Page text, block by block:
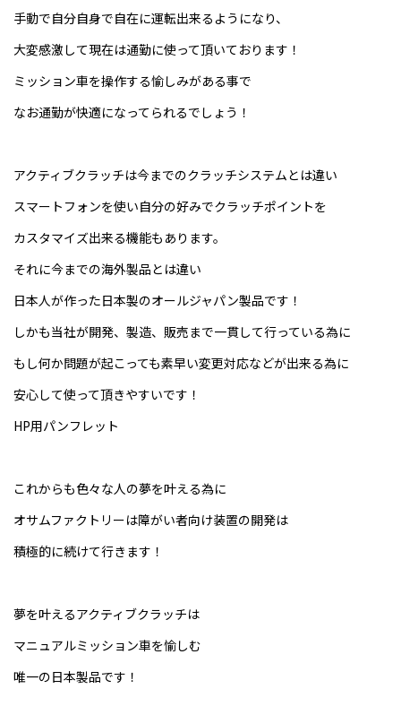
手動で自分自身で自在に運転出来るようになり、
大変感激して現在は通勤に使って頂いております！
ミッション車を操作する愉しみがある事で
なお通勤が快適になってられるでしょう！
アクティブクラッチは今までのクラッチシステムとは違い
スマートフォンを使い自分の好みでクラッチポイントを
カスタマイズ出来る機能もあります。
それに今までの海外製品とは違い
日本人が作った日本製のオールジャパン製品です！
しかも当社が開発、製造、販売まで一貫して行っている為に
もし何か問題が起こっても素早い変更対応などが出来る為に
安心して使って頂きやすいです！
HP用パンフレット
これからも色々な人の夢を叶える為に
オサムファクトリーは障がい者向け装置の開発は
積極的に続けて行きます！
夢を叶えるアクティブクラッチは
マニュアルミッション車を愉しむ
唯一の日本製品です！